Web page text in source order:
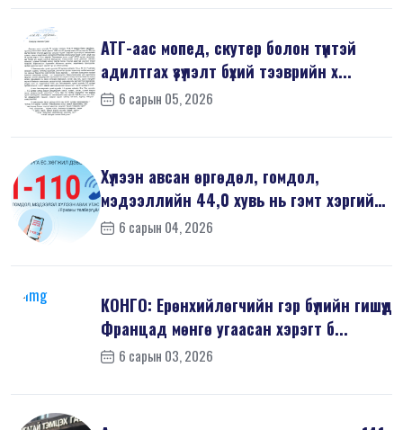
АТГ-аас мопед, скутер болон түүнтэй
адилтгах үзүүлэлт бүхий тээврийн х...
6 сарын 05, 2026
Хүлээн авсан өргөдөл, гомдол,
мэдээллийн 44,0 хувь нь гэмт хэргийн
шин...
6 сарын 04, 2026
КОНГО: Ерөнхийлөгчийн гэр бүлийн гишүүд
Францад мөнгө угаасан хэрэгт б...
6 сарын 03, 2026